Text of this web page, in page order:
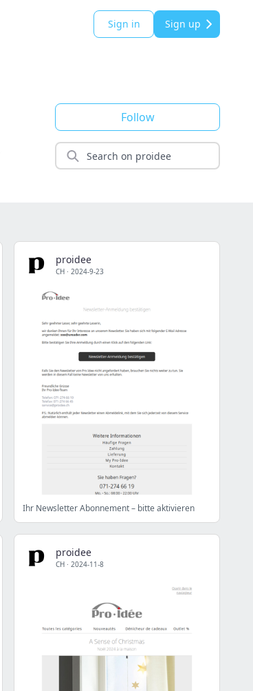
Sign in Sign up
Follow
proidee
CH · 2024-9-23
Ihr Newsletter Abonnement – bitte aktivieren
proidee
CH · 2024-11-8